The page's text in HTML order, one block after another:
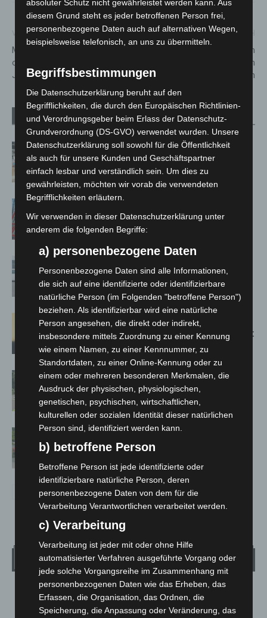
Vorheriger Artikel
Matthias Brodowy wird
offizieller Botschafter der
Johanniter-Weihnachtstrucker
Nächster Artikel
Region Hannover lädt zum
weihnachtlichen
Wintervergnügen ein
Verwandte Artikel Mehr vom Autor
Kunst trifft Weingenuss: Barbara-
Susann Mehring zeigt ihre Werke im
Jacques’ Wein-Depot Isernhagen
zwischen Hannover-West und
Bothfeld
kehren nach Waldbrandeinsatz aus
Spanien zurück
Hannover: Erste Tigermücken-
Population in Niedersachsen entdeckt
Brand im „Haus der Begegnung“ in
Neuwarmbüchen schnell eingedämmt
Region Hannover: 21 neue
Notfallsanitäter starten beim Roten
Kreuz
Wetter
LANGENHAGEN
Klarer Himmel
absoluter Schutz nicht gewährleistet werden kann. Aus
diesem Grund steht es jeder betroffenen Person frei,
personenbezogene Daten auch auf alternativen Wegen,
beispielsweise telefonisch, an uns zu übermitteln.
Begriffsbestimmungen
Die Datenschutzerklärung beruht auf den
Begrifflichkeiten, die durch den Europäischen Richtlinien-
und Verordnungsgeber beim Erlass der Datenschutz-
Grundverordnung (DS-GVO) verwendet wurden. Unsere
Datenschutzerklärung soll sowohl für die Öffentlichkeit
als auch für unsere Kunden und Geschäftspartner
einfach lesbar und verständlich sein. Um dies zu
gewährleisten, möchten wir vorab die verwendeten
Begrifflichkeiten erläutern.
Wir verwenden in dieser Datenschutzerklärung unter
anderem die folgenden Begriffe:
a) personenbezogene Daten
Personenbezogene Daten sind alle Informationen,
die sich auf eine identifizierte oder identifizierbare
natürliche Person (im Folgenden "betroffene Person")
beziehen. Als identifizierbar wird eine natürliche
Person angesehen, die direkt oder indirekt,
insbesondere mittels Zuordnung zu einer Kennung
wie einem Namen, zu einer Kennnummer, zu
Standortdaten, zu einer Online-Kennung oder zu
einem oder mehreren besonderen Merkmalen, die
Ausdruck der physischen, physiologischen,
genetischen, psychischen, wirtschaftlichen,
kulturellen oder sozialen Identität dieser natürlichen
Person sind, identifiziert werden kann.
b) betroffene Person
Betroffene Person ist jede identifizierte oder
identifizierbare natürliche Person, deren
personenbezogene Daten von dem für die
Verarbeitung Verantwortlichen verarbeitet werden.
c) Verarbeitung
Verarbeitung ist jeder mit oder ohne Hilfe
automatisierter Verfahren ausgeführte Vorgang oder
jede solche Vorgangsreihe im Zusammenhang mit
personenbezogenen Daten wie das Erheben, das
Erfassen, die Organisation, das Ordnen, die
Speicherung, die Anpassung oder Veränderung, das